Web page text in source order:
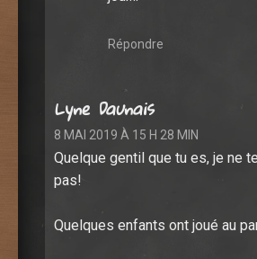
Répondre
Lyne Daunais
8 MAI 2019 À 15 H 28 MIN
Quelque gentil que tu es, je ne
pas!
Quelques enfants ont joué au